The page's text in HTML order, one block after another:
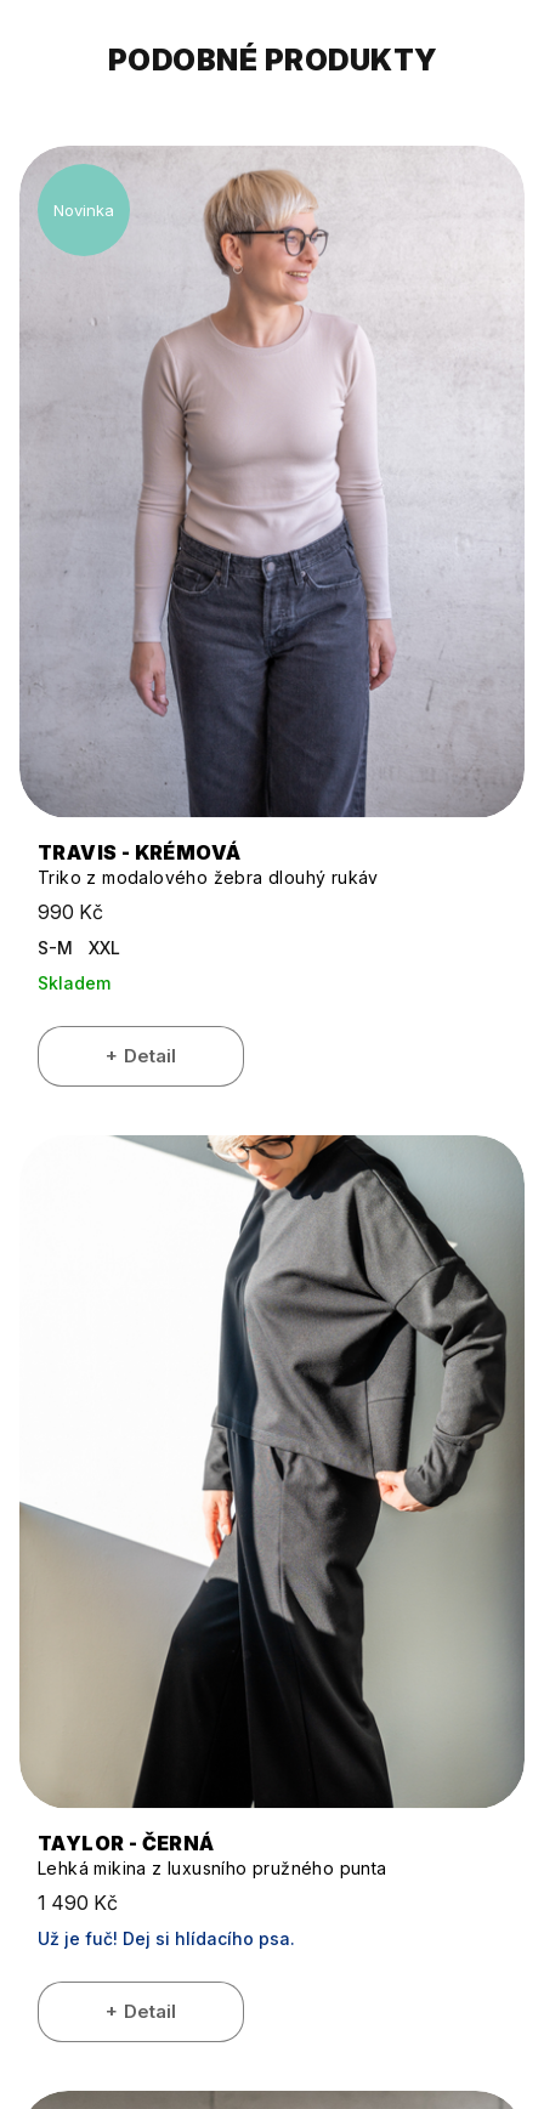
PODOBNÉ PRODUKTY
Novinka
TRAVIS - KRÉMOVÁ
Triko z modalového žebra dlouhý rukáv
990 Kč
S-M
XXL
Skladem
Detail
TAYLOR - ČERNÁ
Lehká mikina z luxusního pružného punta
1 490 Kč
Už je fuč! Dej si hlídacího psa.
Detail